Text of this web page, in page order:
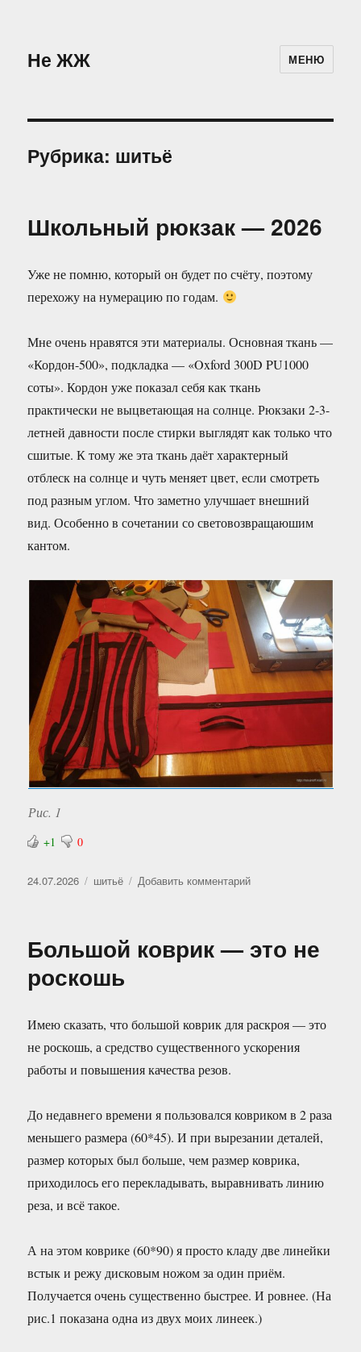
Не ЖЖ МЕНЮ
Рубрика: шитьё
Школьный рюкзак — 2026
Уже не помню, который он будет по счёту, поэтому
перехожу на нумерацию по годам.
Мне очень нравятся эти материалы. Основная ткань —
«Кордон-500», подкладка — «Oxford 300D PU1000
соты». Кордон уже показал себя как ткань
практически не выцветающая на солнце. Рюкзаки 2-3-
летней давности после стирки выглядят как только что
сшитые. К тому же эта ткань даёт характерный
отблеск на солнце и чуть меняет цвет, если смотреть
под разным углом. Что заметно улучшает внешний
вид. Особенно в сочетании со световозвращаюшим
кантом.
Рис. 1
+1 0
Опубликовано
24.07.2026 Рубрики
шитьё Добавить комментарийк
—
Большой коврик — это не
роскошь
Имею сказать, что большой коврик для раскроя — это
не роскошь, а средство существенного ускорения
работы и повышения качества резов.
До недавнего времени я пользовался ковриком в 2 раза
меньшего размера (60*45). И при вырезании деталей,
размер которых был больше, чем размер коврика,
приходилось его перекладывать, выравнивать линию
реза, и всё такое.
А на этом коврике (60*90) я просто кладу две линейки
встык и режу дисковым ножом за один приём.
Получается очень существенно быстрее. И ровнее. (На
рис.1 показана одна из двух моих линеек.)